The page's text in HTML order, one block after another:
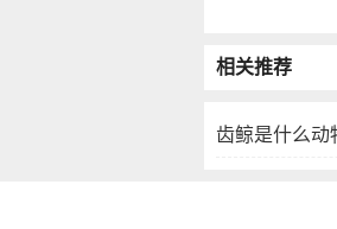
相关推荐
齿鲸是什么动